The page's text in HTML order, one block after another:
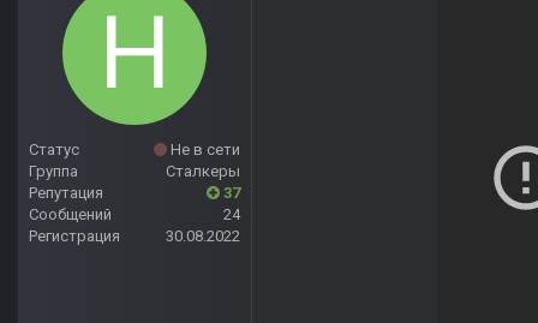
Статус
Не в сети
Группа
Сталкеры
Репутация
37
Сообщений
24
Регистрация
30.08.2022